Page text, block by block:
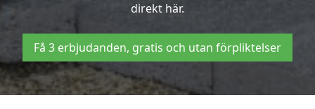
direkt här.
Få 3 erbjudanden, gratis och utan förpliktelser